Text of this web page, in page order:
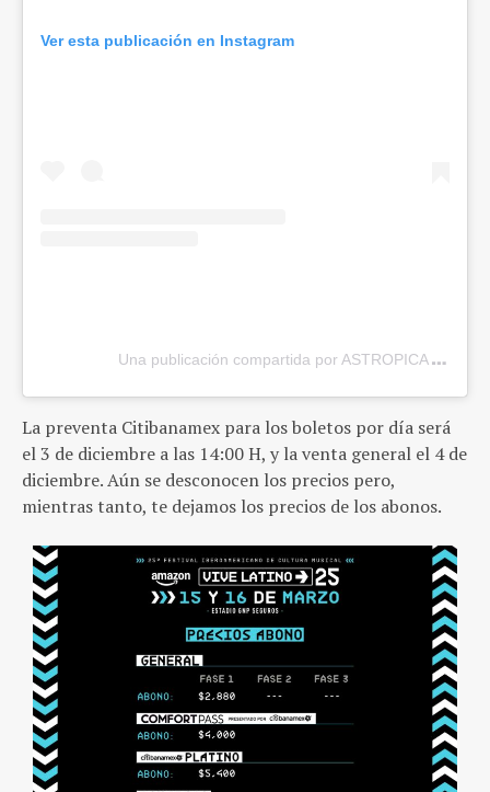
Ver esta publicación en Instagram
Una publicación compartida por ASTROPICAL
La preventa Citibanamex para los boletos por día será
el3 de diciembre a las 14:00 H, y la venta general el 4 de
diciembre. Aún se desconocen los precios pero,
mientras tanto, te dejamos los precios de los abonos.